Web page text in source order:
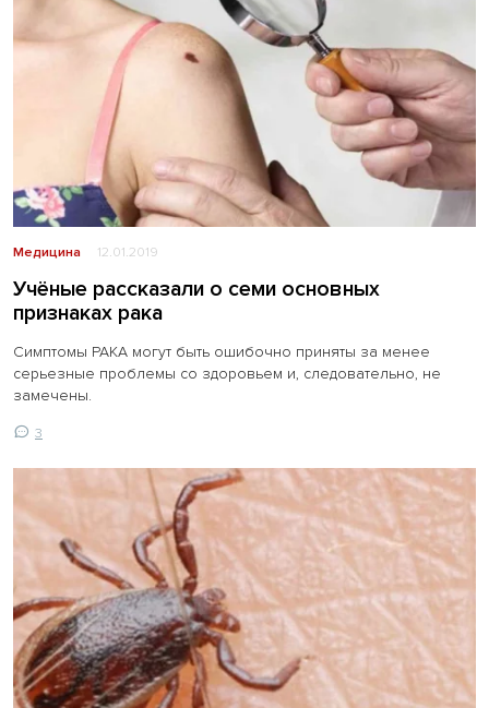
Медицина 12.01.2019
Учёные рассказали о семи основных
признаках рака
Симптомы РАКА могут быть ошибочно приняты за менее
серьезные проблемы со здоровьем и, следовательно, не
замечены.
3